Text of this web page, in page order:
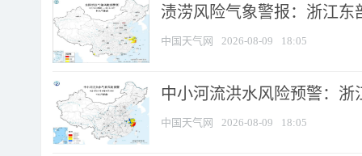
渍涝风险气象警报：浙江
中国天气网 2026-08-09 18:05
中小河流洪水风险预警：
中国天气网 2026-08-09 18:05